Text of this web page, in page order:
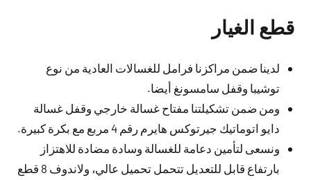
قطع الغيار
لدينا ضمن مراكزنا فرامل للغسالات العادية من نوع
توشيبا وقفل سامسونغ أيضا.
ومن ضمن تشكيلتنا مفتاح غسالة خارجي وقفل غسالة
دايو اتوماتيك جيرتوكس هايرم رقم 4 مربع مع بكرة كبيرة.
ونسعى لتأمين دعامة للغسالة وسادة مضادة للاهتزاز
بارتفاع قابل للتعديل تتحمل تحميل عالي، ولاندوف 8 قطع